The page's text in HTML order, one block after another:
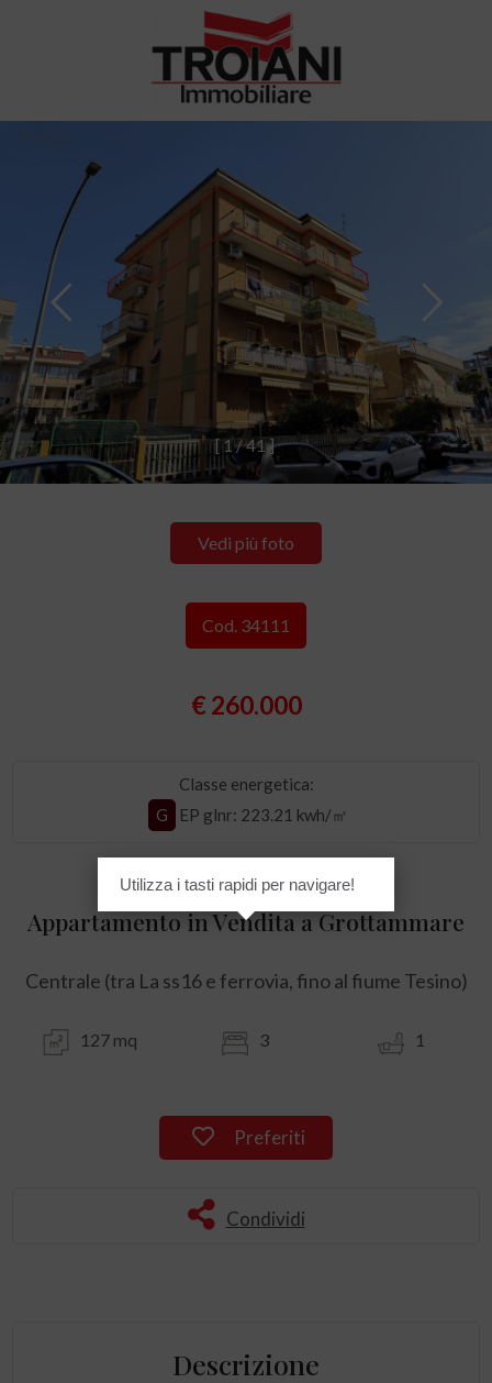
[ 1/41 ]
Vedi più foto
Cod. 34111
€ 260.000
Classe energetica:
G
EP glnr: 223.21 kwh/㎡
Appartamento in Vendita a Grottammare
Centrale (tra La ss16 e ferrovia, fino al fiume Tesino)
127 mq 3 1
Preferiti
Condividi
Descrizione
Utilizza i tasti rapidi per navigare!